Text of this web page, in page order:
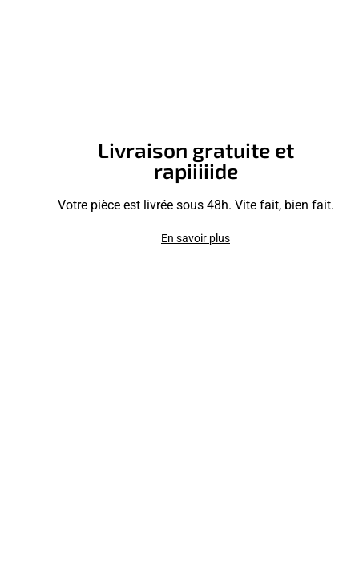
Livraison gratuite et
rapiiiiide
Votre pièce est livrée sous 48h. Vite fait, bien fait.
En savoir plus